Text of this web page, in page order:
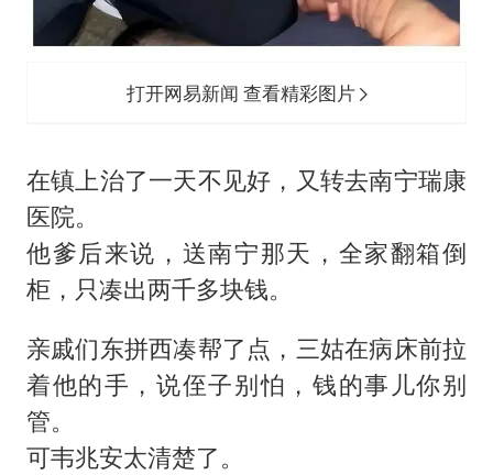
打开网易新闻 查看精彩图片
在镇上治了一天不见好，又转去南宁瑞康
医院。
他爹后来说，送南宁那天，全家翻箱倒
柜，只凑出两千多块钱。
亲戚们东拼西凑帮了点，三姑在病床前拉
着他的手，说侄子别怕，钱的事儿你别
管。
可韦兆安太清楚了。